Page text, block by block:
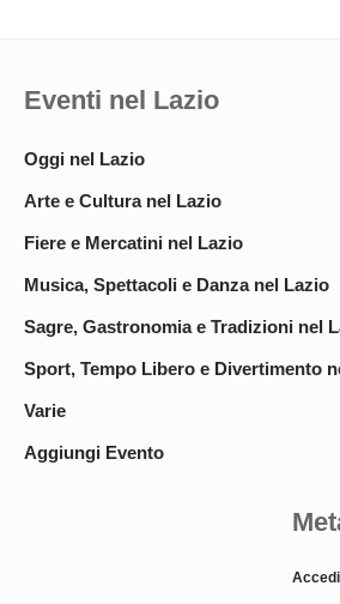
Eventi nel Lazio
Oggi nel Lazio
Arte e Cultura nel Lazio
Fiere e Mercatini nel Lazio
Musica, Spettacoli e Danza nel Lazio
Sagre, Gastronomia e Tradizioni nel
Sport, Tempo Libero e Divertimento
Varie
Aggiungi Evento
Accedi